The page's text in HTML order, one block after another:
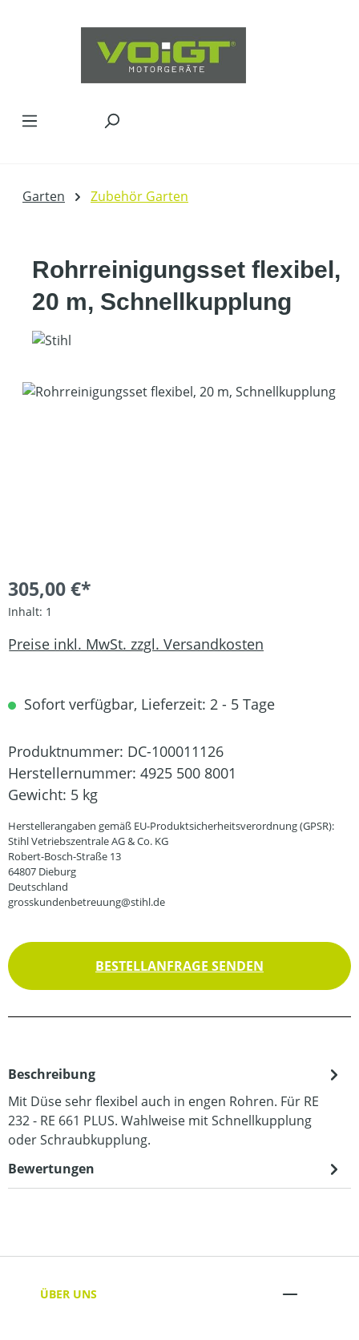
Garten Zubehör Garten
Rohrreinigungsset flexibel,
20 m, Schnellkupplung
Bildergalerie überspringen
305,00 €*
Inhalt: 1
Preise inkl. MwSt. zzgl. Versandkosten
Sofort verfügbar, Lieferzeit: 2 - 5 Tage
Produktnummer: DC-100011126
Herstellernummer: 4925 500 8001
Gewicht: 5 kg
Herstellerangaben gemäß EU-Produktsicherheitsverordnung (GPSR):
Stihl Vetriebszentrale AG & Co. KG
Robert-Bosch-Straße 13
64807 Dieburg
Deutschland
grosskundenbetreuung@stihl.de
BESTELLANFRAGE SENDEN
Beschreibung
Mit Düse sehr flexibel auch in engen Rohren. Für RE
232 - RE 661 PLUS. Wahlweise mit Schnellkupplung
oder Schraubkupplung.
Bewertungen
ÜBER UNS